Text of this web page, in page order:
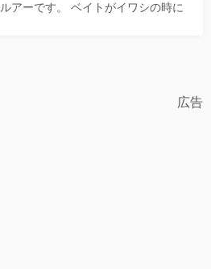
アーです。 ベイトがイワシの時に
広告